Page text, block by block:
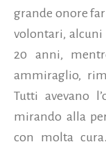
grande onore
volontari, alcuni
20 anni,
ammiraglio,
Tutti avevano
mirando alla
con molta